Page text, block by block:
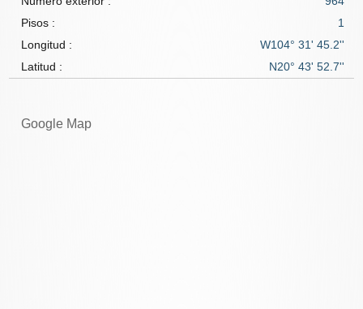
Pisos :
1
Longitud :
W104° 31' 45.2''
Latitud :
N20° 43' 52.7''
Google Map